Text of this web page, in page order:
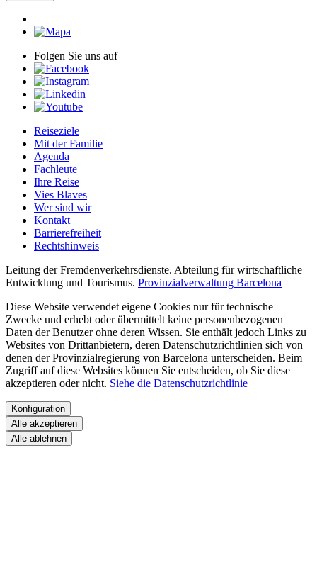
Folgen Sie uns auf
Reiseziele
Mit der Familie
Agenda
Fachleute
Ihre Reise
Vies Blaves
Wer sind wir
Kontakt
Barrierefreiheit
Rechtshinweis
Leitung der Fremdenverkehrsdienste. Abteilung für wirtschaftliche
Entwicklung und Tourismus. Provinzialverwaltung Barcelona
Diese Website verwendet eigene Cookies nur für technische
Zwecke und erhebt oder übermittelt keine personenbezogenen
Daten der Benutzer ohne deren Wissen. Sie enthält jedoch Links zu
Websites von Drittanbietern, deren Datenschutzrichtlinien sich von
denen der Provinzialregierung von Barcelona unterscheiden. Beim
Zugriff auf diese Websites können Sie entscheiden, ob Sie diese
akzeptieren oder nicht. Siehe die Datenschutzrichtlinie
Konfiguration
Alle akzeptieren
Alle ablehnen